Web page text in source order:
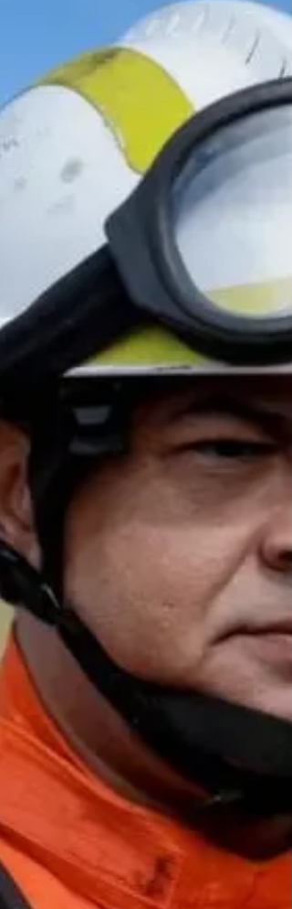
monitora, previne e responde aos riscos
e territoriais. Ao longo do ano, a GMG Ambiental
acompanhou, analisou e divulgou conteúdos
estratégicos que refletem esse novo cenário —
sempre com foco em inteligência ambiental,
tecnologia aplicada e apoio à tomada de decisão .
Nesta retrospect